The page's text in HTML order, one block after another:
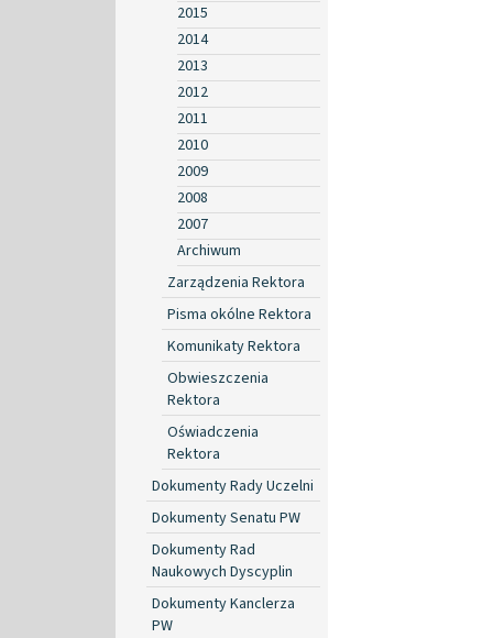
2015
2014
2013
2012
2011
2010
2009
2008
2007
Archiwum
Zarządzenia Rektora
Pisma okólne Rektora
Komunikaty Rektora
Obwieszczenia
Rektora
Oświadczenia
Rektora
Dokumenty Rady Uczelni
Dokumenty Senatu PW
Dokumenty Rad
Naukowych Dyscyplin
Dokumenty Kanclerza
PW